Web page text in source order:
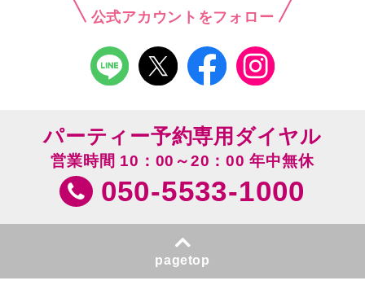
公式アカウントをフォロー
パーティー予約専用ダイヤル
営業時間 10：00～20：00 年中無休
050-5533-1000
pagetop